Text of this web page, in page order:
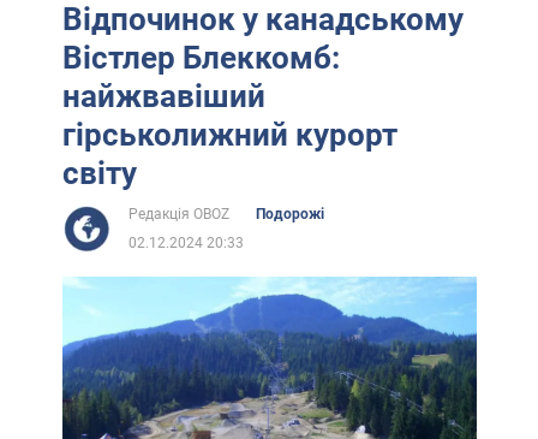
Відпочинок у канадському
Вістлер Блеккомб:
найжвавіший
гірськолижний курорт
світу
Редакція OBOZ
Подорожі
02.12.2024 20:33